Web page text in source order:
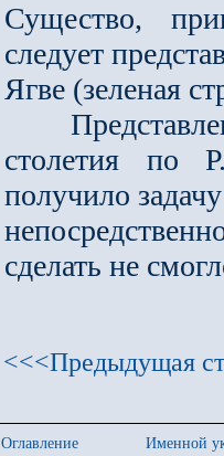
Существо,
следует
Ягве (зеленая
столетия по
получило
сделать не
<<<Предыдущая
Оглавление Именной